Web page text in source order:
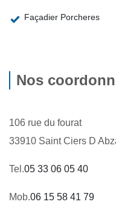
Façadier Porcheres
Nos
106 rue du fourat
33910 Saint Ciers D
Tel.05 33 06 05 40
Mob.06 15 58 41 79